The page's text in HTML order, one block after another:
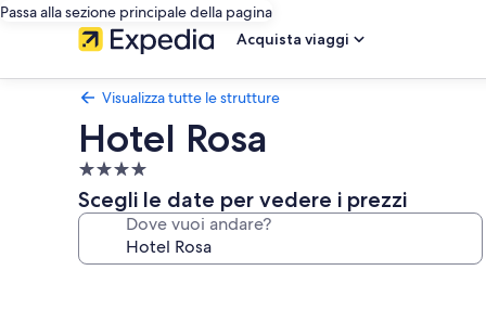
Passa alla sezione principale della pagina
Acquista viaggi
Visualizza tutte le strutture
Hotel Rosa
Struttura
a
4.0
Scegli le date per vedere i prezzi
Dove vuoi andare?